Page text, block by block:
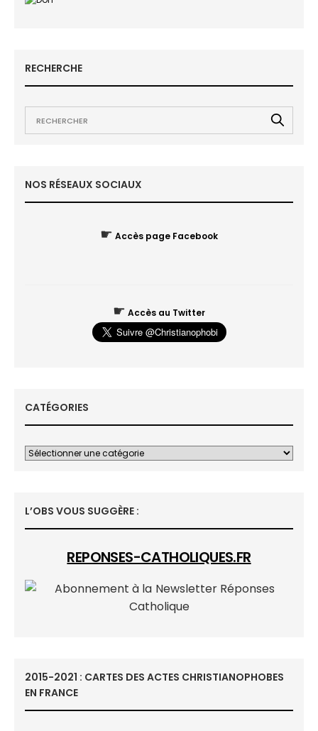
RECHERCHE
NOS RÉSEAUX SOCIAUX
☛ Accès page Facebook
☛ Accès au Twitter
CATÉGORIES
L’OBS VOUS SUGGÈRE :
REPONSES-CATHOLIQUES.FR
2015-2021 : CARTES DES ACTES CHRISTIANOPHOBES
EN FRANCE